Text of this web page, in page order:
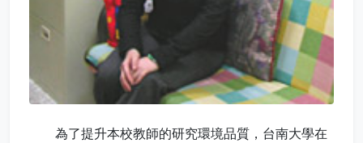
為了提升本校教師的研究環境品質，台南大學在